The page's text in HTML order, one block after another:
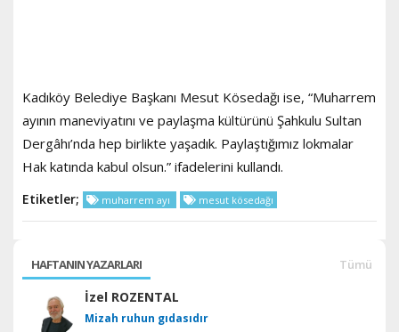
Kadıköy Belediye Başkanı Mesut Kösedağı ise, “Muharrem
ayının maneviyatını ve paylaşma kültürünü Şahkulu Sultan
Dergâhı’nda hep birlikte yaşadık. Paylaştığımız lokmalar
Hak katında kabul olsun.” ifadelerini kullandı.
Etiketler; muharrem ayı mesut kösedağı
HAFTANIN YAZARLARI Tümü
İzel ROZENTAL
Mizah ruhun gıdasıdır